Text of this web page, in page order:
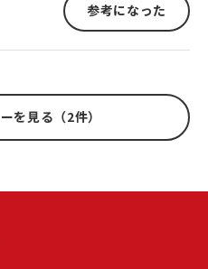
参考になった
を見る（2件）